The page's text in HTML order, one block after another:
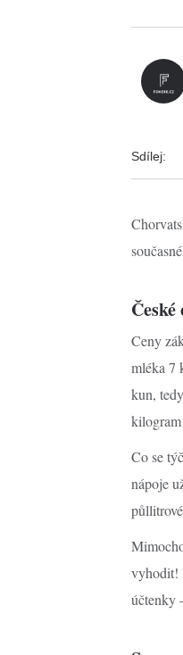
Sdílej:
Ceny
mléka 7
kun,
Co se
nápoje
vyhodit!
účtenky